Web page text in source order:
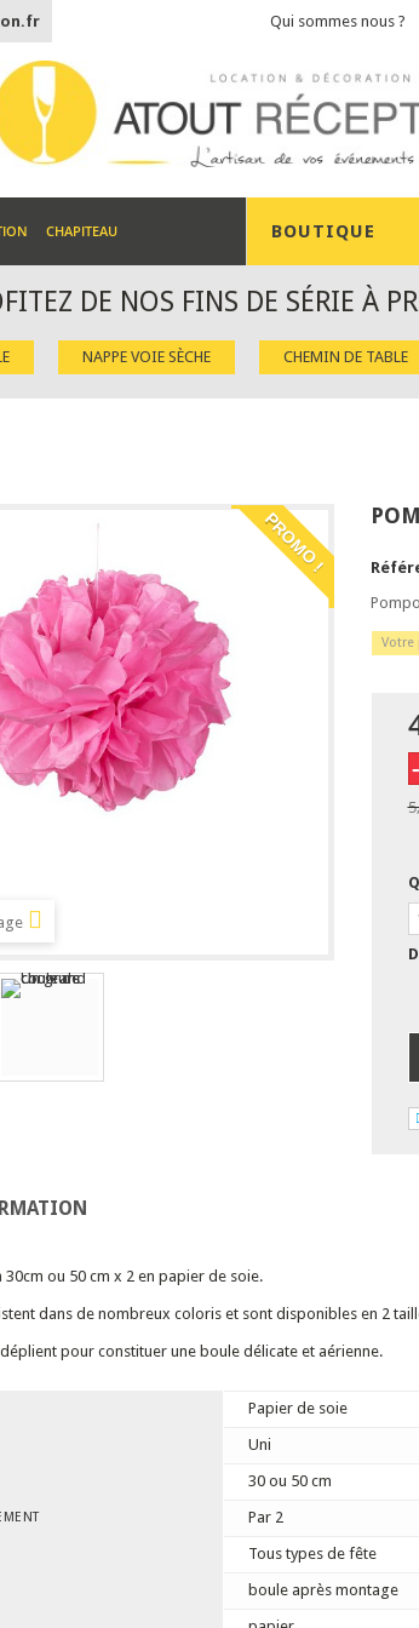
Qui sommes nous ?
CHAPITEAU BOUTIQUE
DE NOS FINS DE SÉRIE À
NAPPE VOIE SÈCHE CHEMIN DE TABLE
PROMO !
Votre
ou 50 cm x 2 en papier de soie.
dans de nombreux coloris et sont disponibles en 2
pour constituer une boule délicate et aérienne.
Papier de soie
Uni
30 ou 50 cm
Par 2
Tous types de fête
boule après montage